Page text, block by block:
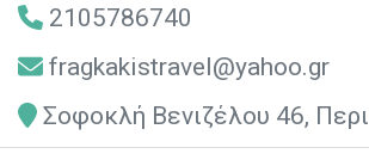
2105786740
fragkakistravel@yahoo.gr
Σοφοκλή Βενιζέλου 46,